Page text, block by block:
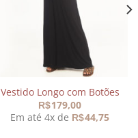
Vestido Longo com Botões
R$179,00
Em até 4x de R$44,75